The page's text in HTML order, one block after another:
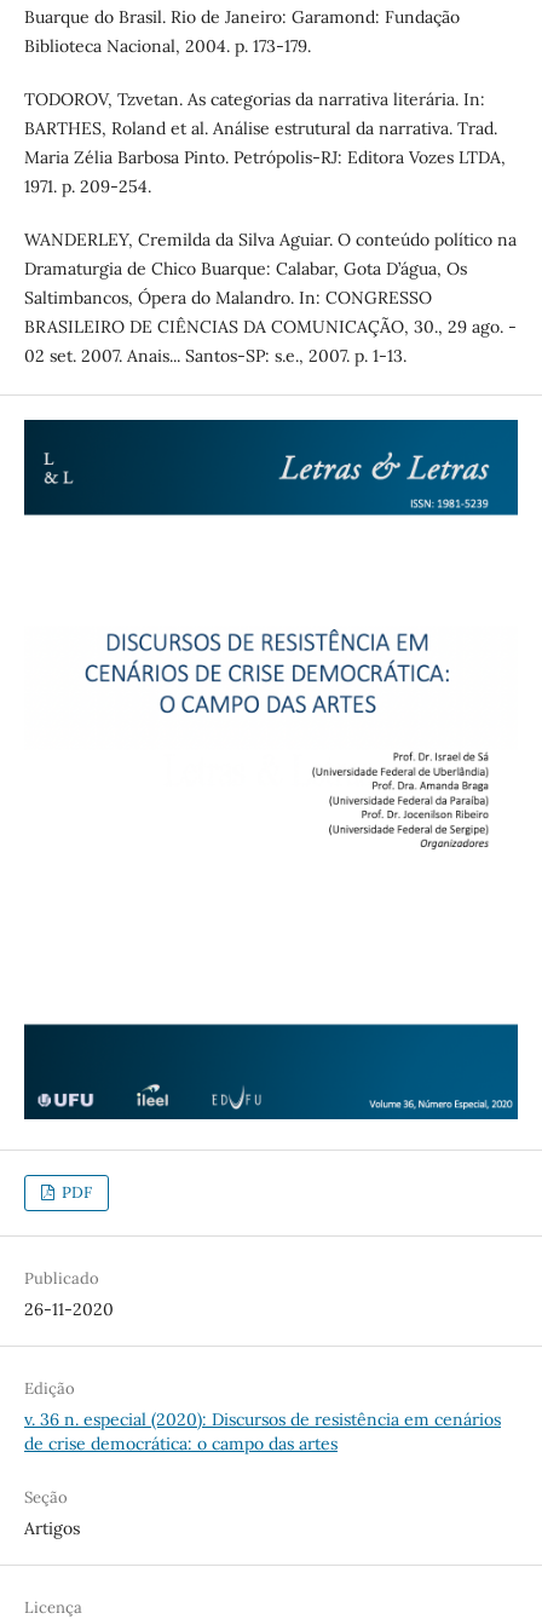
Buarque do Brasil. Rio de Janeiro: Garamond: Fundação
Biblioteca Nacional, 2004. p. 173-179.
TODOROV, Tzvetan. As categorias da narrativa literária. In:
BARTHES, Roland et al. Análise estrutural da narrativa. Trad.
Maria Zélia Barbosa Pinto. Petrópolis-RJ: Editora Vozes LTDA,
1971. p. 209-254.
WANDERLEY, Cremilda da Silva Aguiar. O conteúdo político na
Dramaturgia de Chico Buarque: Calabar, Gota D’água, Os
Saltimbancos, Ópera do Malandro. In: CONGRESSO
BRASILEIRO DE CIÊNCIAS DA COMUNICAÇÃO, 30., 29 ago. -
02 set. 2007. Anais... Santos-SP: s.e., 2007. p. 1-13.
PDF
Publicado
26-11-2020
Edição
v. 36 n. especial (2020): Discursos de resistência em cenários
de crise democrática: o campo das artes
Seção
Artigos
Licença